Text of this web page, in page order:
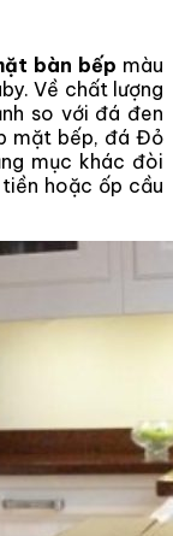
bàn bếp màu
Về chất lượng
so với đá đen
mặt bếp, đá Đỏ
mục khác đòi
hoặc ốp cầu